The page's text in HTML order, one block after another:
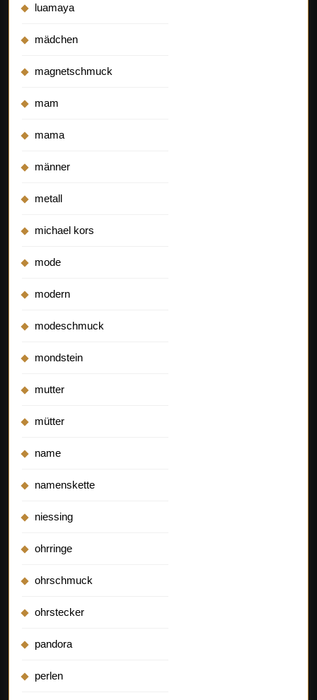
luamaya
mädchen
magnetschmuck
mam
mama
männer
metall
michael kors
mode
modern
modeschmuck
mondstein
mutter
mütter
name
namenskette
niessing
ohrringe
ohrschmuck
ohrstecker
pandora
perlen